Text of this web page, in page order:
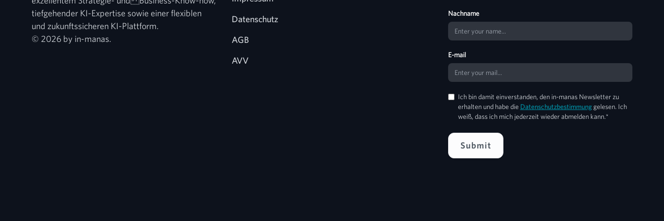
tiefgehender KI-Expertise sowie einer flexiblen
und zukunftssicheren KI-Plattform.
© 2026 by in-manas.
Datenschutz
AGB
AVV
Nachname
E-mail
Ich bin damit einverstanden, den in-manas Newsletter zu
erhalten und habe die Datenschutzbestimmunggelesen. Ich
weiß, dass ich mich jederzeit wieder abmelden kann.*